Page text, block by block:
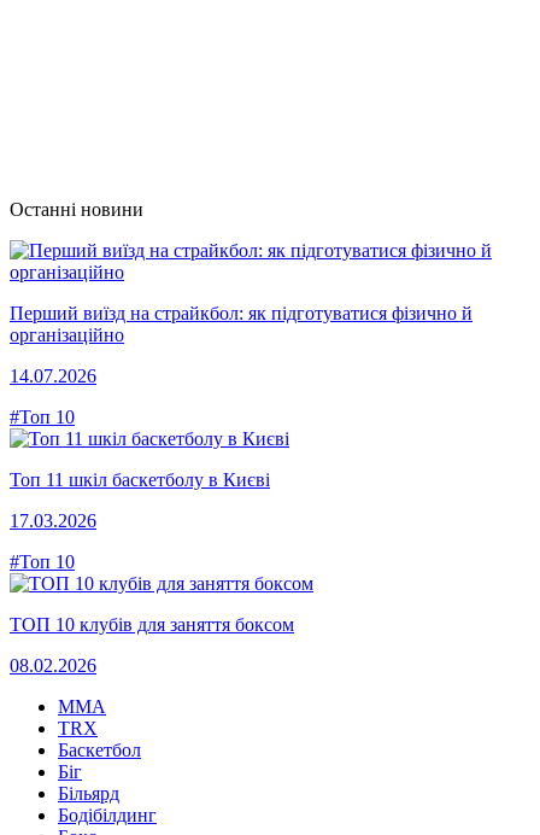
Останні новини
Перший виїзд на страйкбол: як підготуватися фізично й
організаційно
14.07.2026
#Топ 10
Топ 11 шкіл баскетболу в Києві
17.03.2026
#Топ 10
ТОП 10 клубів для заняття боксом
08.02.2026
MMA
TRX
Баскетбол
Біг
Більярд
Бодібілдинг